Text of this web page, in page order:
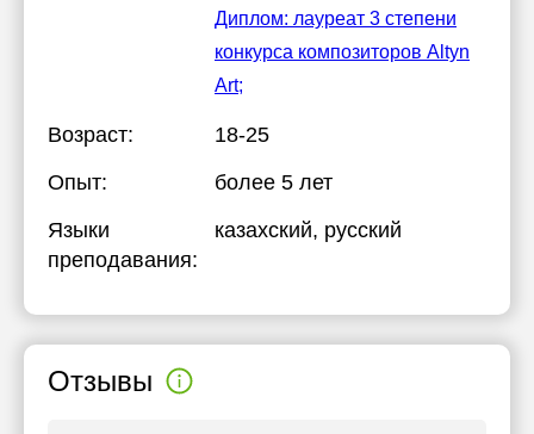
Диплом: лауреат 3 степени
конкурса композиторов Altyn
Art;
Возраст:
18-25
Опыт:
более 5 лет
Языки
преподавания:
казахский, русский
Отзывы